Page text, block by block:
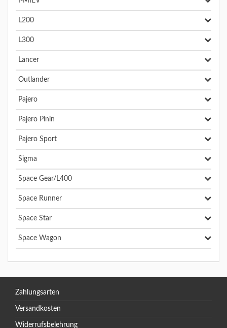
L200
L300
Lancer
Outlander
Pajero
Pajero Pinin
Pajero Sport
Sigma
Space Gear/L400
Space Runner
Space Star
Space Wagon
Zahlungsarten
Versandkosten
Widerrufsbelehrung